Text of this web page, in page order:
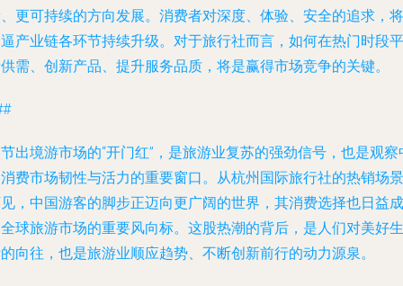
更可持续的方向发展。消费者对深度、体验、安全的追求，将
产业链各环节持续升级。对于旅行社而言，如何在热门时段平
需、创新产品、提升服务品质，将是赢得市场竞争的关键。
出境游市场的“开门红”，是旅游业复苏的强劲信号，也是观察
费市场韧性与活力的重要窗口。从杭州国际旅行社的热销场景
，中国游客的脚步正迈向更广阔的世界，其消费选择也日益成
球旅游市场的重要风向标。这股热潮的背后，是人们对美好生
向往，也是旅游业顺应趋势、不断创新前行的动力源泉。